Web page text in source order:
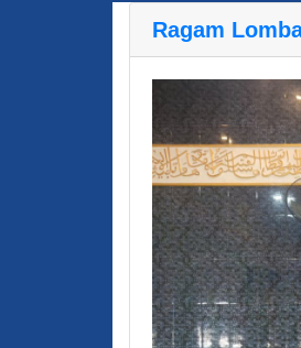
Ragam